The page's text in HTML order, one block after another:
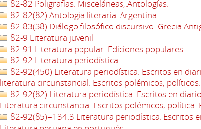
82-82 Poligrafías. Misceláneas,.Antologías.
82-82(82) Antología literaria. Argentina
82-83(38) Diálogo filosófico discursivo. Grecia
82-9 Literatura juvenil
82-91 Literatura popular. Ediciones populares
82-92 Literatura periodística
82-92(450) Literatura periodística. Escritos en
literatura circunstancial. Escritos polémicos,
82-92(82) Literatura periodística. Escritos en
Literatura circunstancia. Escritos polémicos, política.
82-92(85)=134.3 Literatura periodística. Escritos